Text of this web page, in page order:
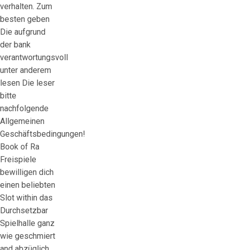
verhalten. Zum
besten geben
Die aufgrund
der bank
verantwortungsvoll
unter anderem
lesen Die leser
bitte
nachfolgende
Allgemeinen
Geschäftsbedingungen!
Book of Ra
Freispiele
bewilligen dich
einen beliebten
Slot within das
Durchsetzbar
Spielhalle ganz
wie geschmiert